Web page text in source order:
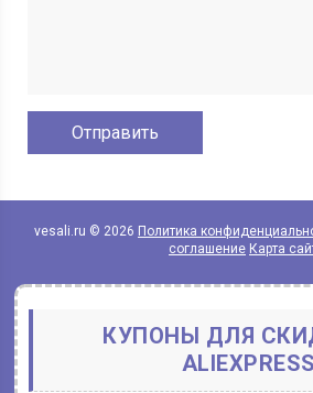
vesali.ru © 2026 Политика
соглашение Карта
КУПОНЫ ДЛЯ
ALIEXPRESS